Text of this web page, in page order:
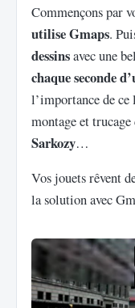
Commençons par
utilise Gmaps.
dessinsavec une
chaque seconde
l’importance de
montage et trucage
Sarkozy…
Vos jouets rêvent
la solution avec